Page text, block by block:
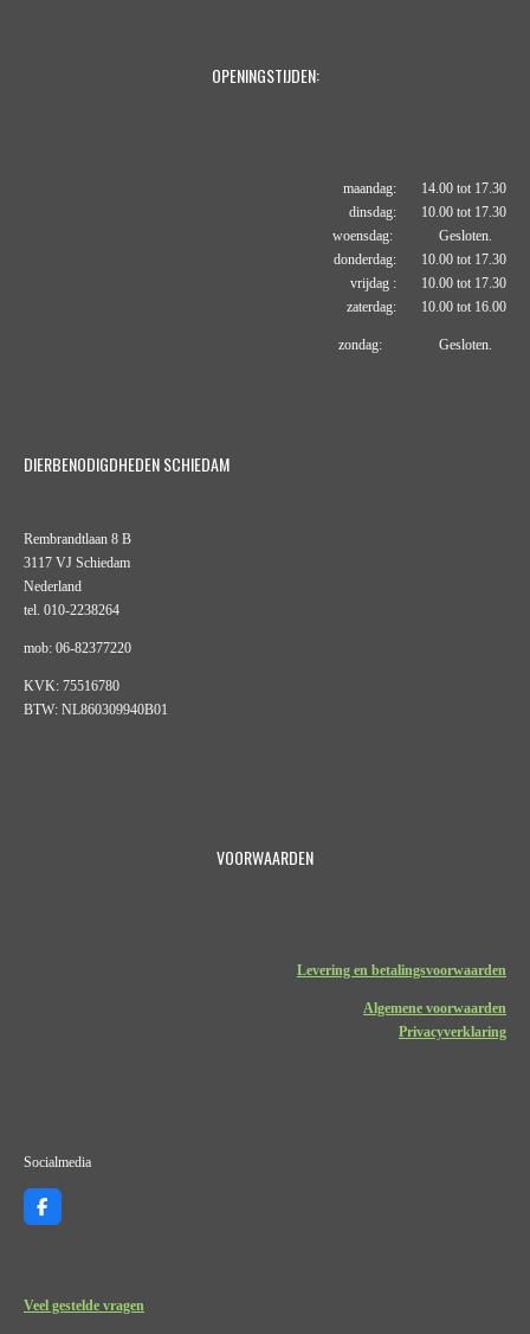
OPENINGSTIJDEN:
maandag: 14.00 tot 17.30
dinsdag: 10.00 tot 17.30
woensdag: Gesloten.
donderdag: 10.00 tot 17.30
vrijdag : 10.00 tot 17.30
zaterdag: 10.00 tot 16.00
zondag: Gesloten.
DIERBENODIGDHEDEN SCHIEDAM
Rembrandtlaan 8 B
3117 VJ Schiedam
Nederland
tel. 010-2238264
mob: 06-82377220
KVK: 75516780
BTW: NL860309940B01
VOORWAARDEN
Levering en betalingsvoorwaarden
Algemene voorwaarden
Privacyverklaring
Socialmedia
F
a
o
Veel gestelde vragen